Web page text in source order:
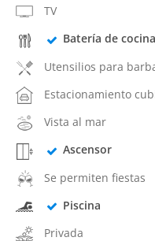
TV
Batería de cocina
Utensilios para
Estacionamiento
Vista al mar
Ascensor
Se permiten fiestas
Piscina
Privada